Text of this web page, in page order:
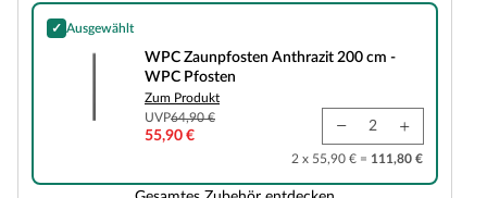
✓ Ausgewählt
WPC Zaunpfosten Anthrazit 200 cm - WPC Pfosten
WPC Zaunpfosten Anthrazit 200 cm -
WPC Pfosten
Zum Produkt
UVP64,90 €
55,90 €
2 x 55,90 € = 111,80 €